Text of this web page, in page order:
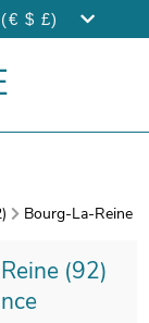
$ £)
Bourg-La-Reine
(92)